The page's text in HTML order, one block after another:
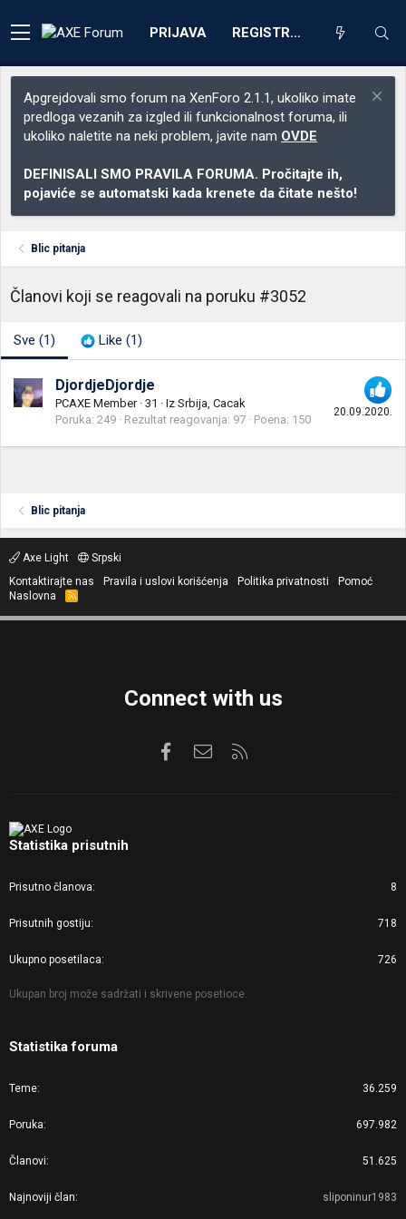
PRIJAVA REGISTRACIJA
Apgrejdovali smo forum na XenForo 2.1.1, ukoliko imate
predloga vezanih za izgled ili funkcionalnost foruma, ili
ukoliko naletite na neki problem, javite nam OVDE
DEFINISALI SMO PRAVILA FORUMA. Pročitajte ih,
pojaviće se automatski kada krenete da čitate nešto!
Blic pitanja
Članovi koji se reagovali na poruku #3052
Sve (1) Like (1)
20.09.2020.
DjordjeDjordje
PCAXE Member · 31 · Iz Srbija, Cacak
Poruka 249 Rezultat reagovanja 97 Poena 150
Blic pitanja
Axe Light
Srpski
Kontaktirajte nas
Pravila i uslovi korišćenja Politika privatnosti
Pomoć
Naslovna
R
S
Connect with us
FacebookKontaktirajte nas
Statistika prisutnih
Prisutno članova 8
Prisutnih gostiju 718
Ukupno posetilaca 726
Ukupan broj može sadržati i skrivene posetioce.
Statistika foruma
Teme 36.259
Poruka 697.982
Članovi 51.625
Najnoviji član sliponinur1983